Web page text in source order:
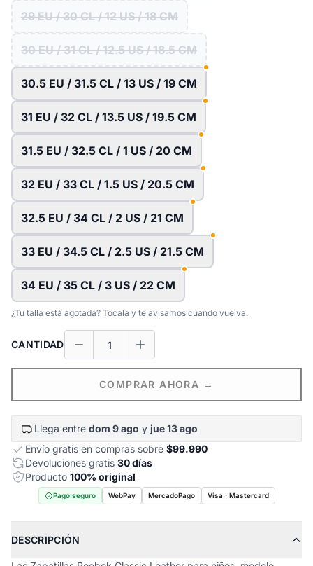
29 EU / 30 CL / 12 US / 18 CM
30 EU / 31 CL / 12.5 US / 18.5 CM
30.5 EU / 31.5 CL / 13 US / 19 CM
31 EU / 32 CL / 13.5 US / 19.5 CM
31.5 EU / 32.5 CL / 1 US / 20 CM
32 EU / 33 CL / 1.5 US / 20.5 CM
32.5 EU / 34 CL / 2 US / 21 CM
33 EU / 34.5 CL / 2.5 US / 21.5 CM
34 EU / 35 CL / 3 US / 22 CM
¿Tu talla está agotada? Tocala y te avisamos cuando vuelva.
CANTIDAD
COMPRAR AHORA →
Llega entre dom 9 ago y jue 13 ago
Envío gratis en compras sobre $99.990
Devoluciones gratis 30 días
Producto 100% original
Pago seguro WebPay MercadoPago Visa · Mastercard
DESCRIPCIÓN